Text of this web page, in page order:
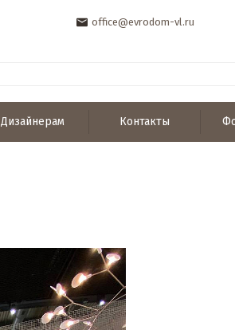
office@evrodom-vl.ru
Дизайнерам Контакты